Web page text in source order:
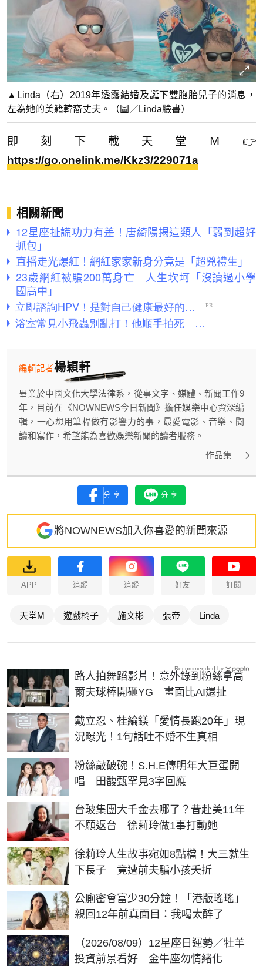
▲Linda（右）2019年透露結婚及誕下雙胞胎兒子的消息，
左為她的美籍韓裔丈夫。（圖／Linda臉書）
即刻下載天堂Ｍ👉
https://go.onelink.me/Kkz3/229071a
相關新聞
12星座扯謊功力有差！唐綺陽揭這類人「弱到超好
抓包」
直播走光爆紅！網紅家家新身分竟是「超兇禮生」
23歲網紅被騙200萬身亡 人生坎坷「沒讀過小學
國高中」
楊穎軒
編輯記者
畢業於中國文化大學法律系，從事文字、媒體、新聞工作9
年，目前在《NOWNEWS今日新聞》擔任娛樂中心資深編
輯，一心想用筆桿做有影響力的事，最愛電影、音樂、閱
讀和寫作，希望能為喜歡娛樂新聞的讀者服務。
作品集
分享 分享
將NOWNEWS加入你喜愛的新聞來源
APP 追蹤 追蹤 好友 訂閱
天堂M 遊戲橘子 施文彬 張帝 Linda
路人拍舞蹈影片！意外錄到粉絲拿高
爾夫球棒開砸YG 畫面比AI還扯
戴立忍、桂綸鎂「愛情長跑20年」現
況曝光！1句話吐不婚不生真相
粉絲敲破碗！S.H.E傳明年大巨蛋開
唱 田馥甄罕見3字回應
台玻集團大千金去哪了？昔赴美11年
不願返台 徐莉玲做1事打動她
徐莉玲人生故事宛如8點檔！大三就生
下長子 竟遭前夫騙小孩夭折
公廁密會富少30分鐘！「港版瑤瑤」
親回12年前真面目：我喝太醉了
（2026/08/09）12星座日運勢／牡羊
投資前景看好 金牛座勿情緒化
Recommended by